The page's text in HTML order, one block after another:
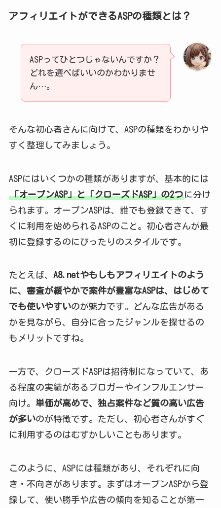
アフィリエイトができるASPの種類とは？
ASPってひとつじゃないんですか？
どれを選べばいいのかわかりませ
ん…。
そんな初心者さんに向けて、ASPの種類をわかりや
すく整理してみましょう。
ASPにはいくつかの種類がありますが、基本的には
「オープンASP」と「クローズドASP」の2つに分け
られます。オープンASPは、誰でも登録できて、す
ぐに利用を始められるASPのこと。初心者さんが最
初に登録するのにぴったりのスタイルです。
たとえば、 A8.netやもしもアフィリエイトのよう
に、審査が緩やかで案件が豊富なASPは、はじめて
でも使いやすいのが魅力です。どんな広告がある
かを見ながら、自分に合ったジャンルを探せるの
もメリットですね。
一方で、クローズドASPは招待制になっていて、あ
る程度の実績があるブロガーやインフルエンサー
向け。 単価が高めで、独占案件など質の高い広告
が多いのが特徴です。ただし、初心者さんがすぐ
に利用するのはむずかしいこともあります。
このように、ASPには種類があり、それぞれに向
き・不向きがあります。まずはオープンASPから登
録して、使い勝手や広告の傾向を知ることが第一